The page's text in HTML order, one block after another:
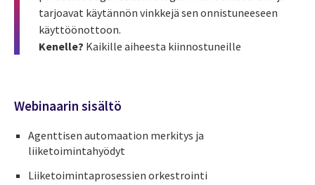
tarjoavat käytännön vinkkejä sen onnistuneeseen
käyttöönottoon.
Kenelle? Kaikille aiheesta kiinnostuneille
Webinaarin sisältö
Agenttisen automaation merkitys ja
liiketoimintahyödyt
Liiketoimintaprosessien orkestrointi